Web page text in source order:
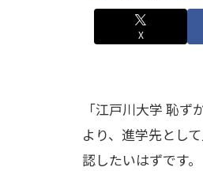
X
「江戸川大学 恥
より、進学先とし
認したいはずです。